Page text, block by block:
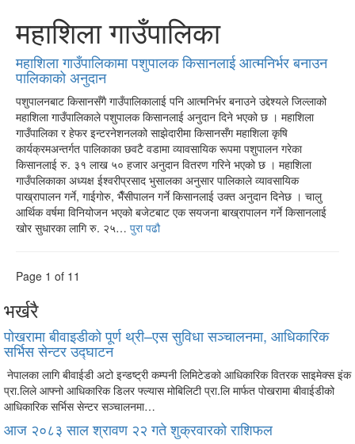
महाशिला गाउँपालिका
महाशिला गाउँपालिकामा पशुपालक किसानलाई आत्मनिर्भर बनाउन
पालिकाको अनुदान
पशुपालनबाट किसानसँगै गाउँपालिकालाई पनि आत्मनिर्भर बनाउने उद्देश्यले जिल्लाको
महाशिला गाउँपालिकाले पशुपालक किसानलाई अनुदान दिने भएको छ । महाशिला
गाउँपालिका र हेफर इन्टरनेशनलको साझेदारीमा किसानसँग महाशिला कृषि
कार्यक्रमअन्तर्गत पालिकाका छवटै वडामा व्यावसायिक रूपमा पशुपालन गरेका
किसानलाई रु. ३१ लाख ५० हजार अनुदान वितरण गरिने भएको छ । महाशिला
गाउँपलिकाका अध्यक्ष ईश्वरीप्रसाद भुसालका अनुसार पालिकाले व्यावसायिक
पाख्रापालन गर्ने, गाईगोरु, भैँसीपालन गर्ने किसानलाई उक्त अनुदान दिनेछ । चालु
आर्थिक वर्षमा विनियोजन भएको बजेटबाट एक सयजना बाख्रापालन गर्ने किसानलाई
खोर सुधारका लागि रु. २५… पुरा पढौ
Page 1 of 1 1
भर्खरै
पोखरामा बीवाइडीको पूर्ण थ्री–एस सुविधा सञ्चालनमा, आधिकारिक
सर्भिस सेन्टर उद्घाटन
नेपालका लागि बीवाईडी अटो इन्डष्ट्री कम्पनी लिमिटेडको आधिकारिक वितरक साइमेक्स इंक
प्रा.लिले आफ्नो आधिकारिक डिलर फ्ल्यास मोबिलिटी प्रा.लि मार्फत पोखरामा बीवाईडीको
आधिकारिक सर्भिस सेन्टर सञ्चालनमा…
आज २०८३ साल श्रावण २२ गते शुक्रवारको राशिफल